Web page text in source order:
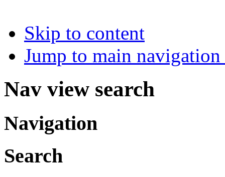
Skip to content
Jump to main
Nav view search
Navigation
Search